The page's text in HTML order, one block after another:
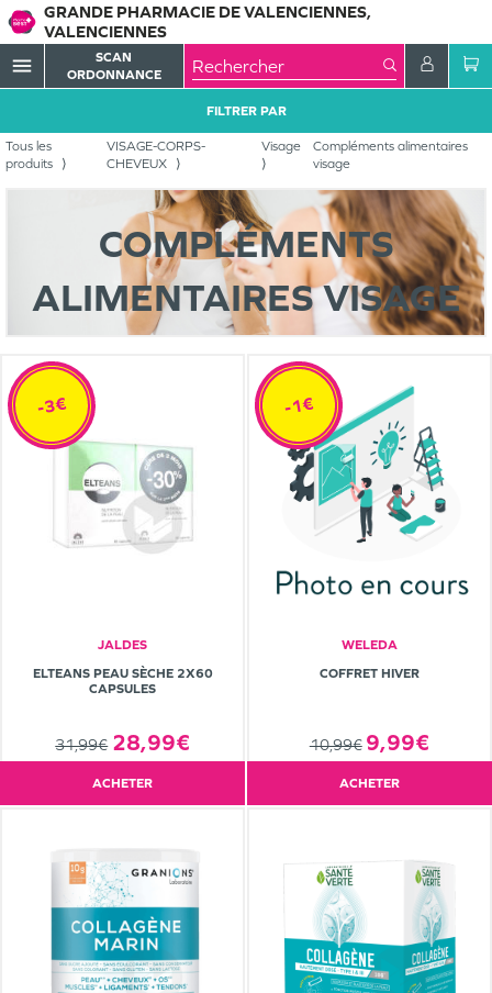
GRANDE PHARMACIE DE VALENCIENNES,
VALENCIENNES
menu
SCAN
ORDONNANCE
Tous les
produits
VISAGE-CORPS-
CHEVEUX
Visage
Compléments alimentaires
visage
FILTRER PAR
COMPLÉMENTS
ALIMENTAIRES VISAGE
JALDES
ELTEANS PEAU SÈCHE 2X60
CAPSULES
31,99€ 28,99€
-3€
ACHETER
WELEDA
COFFRET HIVER
10,99€ 9,99€
-1€
ACHETER